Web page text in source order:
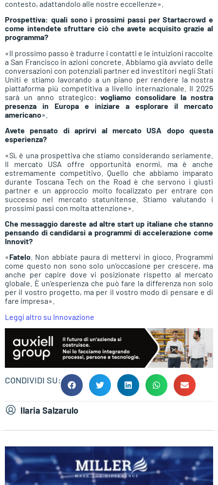
contesto, adattandolo alle nostre eccellenze».
Prospettiva: quali sono i prossimi passi per Startacrowd e
come intendete sfruttare ciò che avete acquisito grazie al
programma?
«Il prossimo passo è tradurre i contatti e le intuizioni raccolte
a San Francisco in azioni concrete. Abbiamo già avviato delle
conversazioni con potenziali partner ed investitori negli Stati
Uniti e stiamo lavorando a un piano per rendere la nostra
piattaforma più competitiva a livello internazionale. Il 2025
sarà un anno strategico:vogliamo consolidare la nostra
presenza in Europa e iniziare a esplorare il mercato
americano».
Avete pensato di aprirvi al mercato USA dopo questa
esperienza?
«Sì, è una prospettiva che stiamo considerando seriamente.
Il mercato USA offre opportunità enormi, ma è anche
estremamente competitivo. Quello che abbiamo imparato
durante Toscana Tech on the Road è che servono i giusti
partner e un approccio molto focalizzato per entrare con
successo nel mercato statunitense. Stiamo valutando i
prossimi passi con molta attenzione».
Che messaggio dareste ad altre start up italiane che stanno
pensando di candidarsi a programmi di accelerazione come
Innovit?
«Fatelo . Non abbiate paura di mettervi in gioco. Programmi
come questo non sono solo un’occasione per crescere, ma
anche per capire dove vi posizionate rispetto al mercato
globale. È un’esperienza che può fare la differenza non solo
per il vostro progetto, ma per il vostro modo di pensare e di
fare impresa».
Leggi altro su Innovazione
CONDIVIDI SU:
Ilaria Salzarulo